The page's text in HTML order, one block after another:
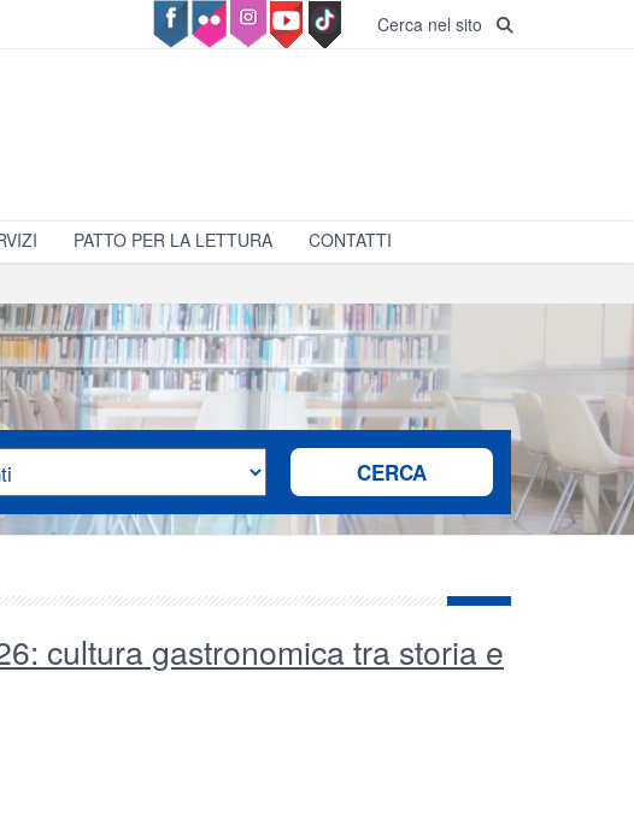
Cerca nel sito
PATTO PER LA LETTURA CONTATTI
cultura gastronomica tra storia e